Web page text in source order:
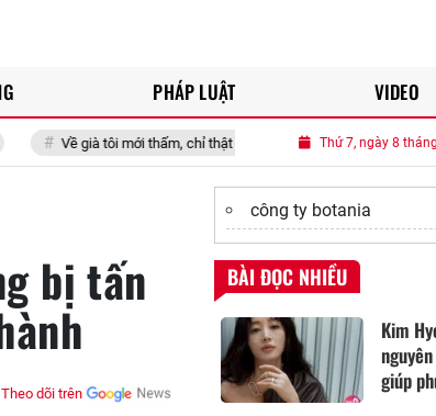
mới thấm, chỉ thật sự yên ổn khi bản thân còn có khả năng tự lo cho
Thứ 7, ngày 8
PHÁP LUẬT VIDEO
bị tấn
Theo dõi trên
công ty botania
BÀI ĐỌC NHIỀU
Kim
giúp